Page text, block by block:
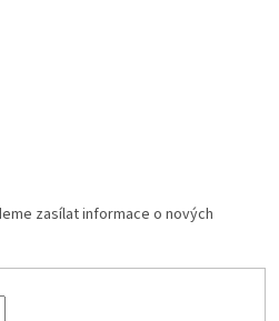
zasílat informace o nových